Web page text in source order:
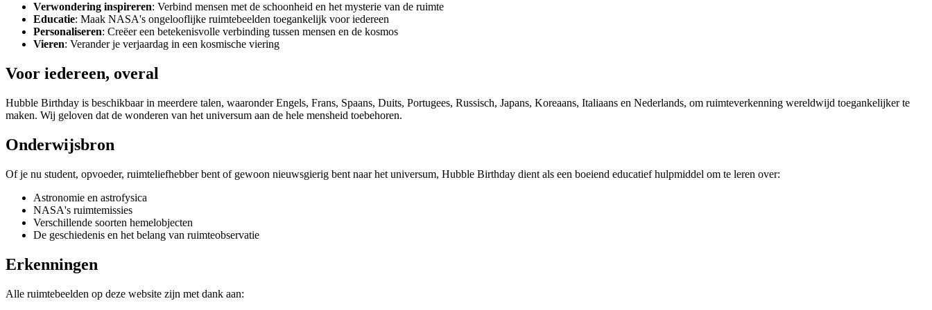
Verwondering inspireren: Verbind mensen met de schoonheid en het mysterie van de ruimte
Educatie: Maak NASA's ongelooflijke ruimtebeelden toegankelijk voor iedereen
Personaliseren: Creëer een betekenisvolle verbinding tussen mensen en de kosmos
Vieren: Verander je verjaardag in een kosmische viering
Voor iedereen, overal
Hubble Birthday is beschikbaar in meerdere talen, waaronder Engels, Frans, Spaans, Duits, Portugees, Russisch, Japans, Koreaans, Italiaans en Nederlands, om ruimteverkenning wereldwijd toegankelijker te
maken. Wij geloven dat de wonderen van het universum aan de hele mensheid toebehoren.
Onderwijsbron
Of je nu student, opvoeder, ruimteliefhebber bent of gewoon nieuwsgierig bent naar het universum, Hubble Birthday dient als een boeiend educatief hulpmiddel om te leren over:
Astronomie en astrofysica
NASA's ruimtemissies
Verschillende soorten hemelobjecten
De geschiedenis en het belang van ruimteobservatie
Erkenningen
Alle ruimtebeelden op deze website zijn met dank aan: